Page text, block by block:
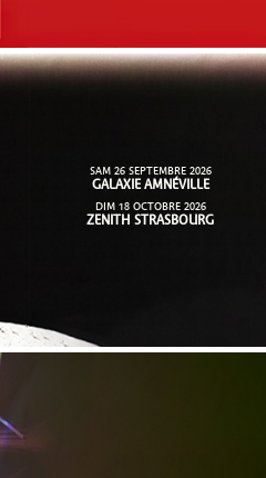
SAM 26 SEPTEMBRE 2026
GALAXIE AMNÉVILLE
DIM 18 OCTOBRE 2026
ZENITH STRASBOURG